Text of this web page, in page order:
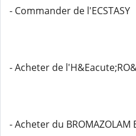
- Commander de l'ECSTASY
- Acheter de
- Acheter du BROMAZOLAM